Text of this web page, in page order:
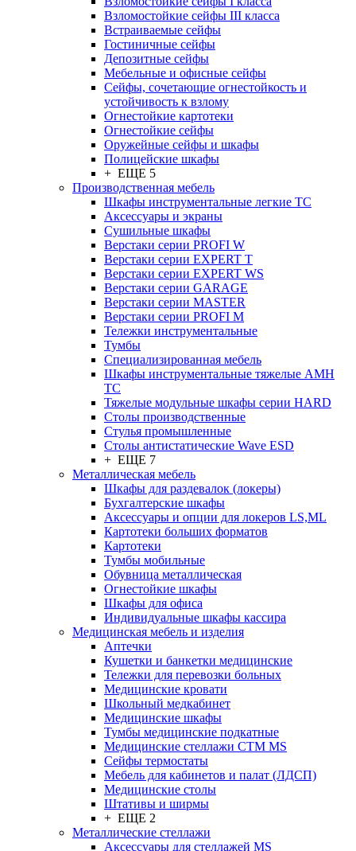
Взломостойкие сейфы III класса
Встраиваемые сейфы
Гостиничные сейфы
Депозитные сейфы
Мебельные и офисные сейфы
Сейфы, сочетающие огнестойкость и
устойчивость к взлому
Огнестойкие картотеки
Огнестойкие сейфы
Оружейные сейфы и шкафы
Полицейские шкафы
+ ЕЩЕ 5
Производственная мебель
Шкафы инструментальные легкие ТС
Аксессуары и экраны
Cушильные шкафы
Верстаки серии PROFI W
Верстаки серии EXPERT T
Верстаки серии EXPERT WS
Верстаки серии GARAGE
Верстаки серии MASTER
Верстаки серии PROFI M
Тележки инструментальные
Тумбы
Cпециализированная мебель
Шкафы инструментальные тяжелые AMH
TC
Тяжелые модульные шкафы серии HARD
Столы производственные
Стулья промышленные
Столы антистатические Wave ESD
+ ЕЩЕ 7
Металлическая мебель
Шкафы для раздевалок (локеры)
Бухгалтерские шкафы
Аксессуары и опции для локеров LS,ML
Картотеки больших форматов
Картотеки
Тумбы мобильные
Обувница металлическая
Огнестойкие шкафы
Шкафы для офиса
Индивидуальные шкафы кассира
Медицинская мебель и изделия
Аптечки
Кушетки и банкетки медицинские
Тележки для перевозки больных
Медицинские кровати
Школьный медкабинет
Медицинские шкафы
Тумбы медицинские подкатные
Медицинские стеллажи CTM MS
Сейфы термостаты
Мебель для кабинетов и палат (ЛДСП)
Медицинские столы
Штативы и ширмы
+ ЕЩЕ 2
Металлические стеллажи
Аксессуары для стеллажей MS